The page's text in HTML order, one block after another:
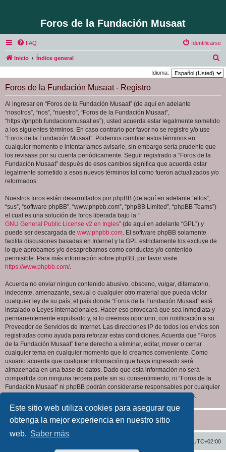
Este sitio web utiliza cookies para asegurar que
obtenga la mejor experiencia en nuestro sitio
web. Saber más
Foros de la Fundación Musaat
FAQ Identificarse
Inicio Índice general
u
Idioma:
Foros de la Fundación Musaat - Registro
Al ingresar en “Foros de la Fundación Musaat” (de aquí en adelante
“nosotros”, “nos”, “nuestro”, “Foros de la Fundación Musaat”,
“https://phpbb.fundacionmusaat.es”), usted acuerda estar legalmente sometido
a los siguientes términos. En caso contrario por favor no se registre y/o use
“Foros de la Fundación Musaat”. Podemos cambiar estos términos en
cualquier momento e intentaríamos avisarle, sin embargo sería prudente que
los revisase por su cuenta periódicamente. Seguir registrado a “Foros de la
Fundación Musaat” después de esos cambios significa que acuerda estar
legalmente sometido a esos nuevos términos tal como fueron actualizados y/o
reformados.
Nuestros foros están desarrollados por phpBB (de aquí en adelante “ellos”,
“sus”, “software phpBB”, “www.phpbb.com”, “phpBB Limited”, “phpBB Teams”)
el cual es una solución de foros liberada bajo la “
GNU General Public License v2 en Ingles” (de aquí en adelante “GPL”) y
puede ser descargada de www.phpbb.com. El software phpBB solamente
facilita discusiones basadas en Internet y la GPL estrictamente los excluye de
lo que aprobamos y/o desaprobamos como conductas y/o contenido
permisible. Para más información sobre phpBB, por favor visite:
https://www.phpbb.com/.
Acuerda no enviar ningun contenido abusivo, obsceno, vulgar, difamatorio,
indecente, amenazante, sexual o cualquier otro material que pueda violar
cualquier ley de su país, el país donde “Foros de la Fundación Musaat” está
instalado o Leyes Internacionales. Hacer eso provocará que sea inmediata y
permanentemente expulsado y, si lo creemos oportuno, con notificación a su
Proveedor de Servicios de Internet. Las direcciones IP de todos los envíos son
registradas como ayuda para reforzar estas condiciones. Acuerda que “Foros
de la Fundación Musaat” tiene derecho a eliminar, editar, mover o cerrar
cualquier tema en cualquier momento que lo creamos conveniente. Como
usuario acuerda que cualquier información que haya ingresado será
almacenada en una base de datos. Dado que esta información no será
compartida con ninguna tercera parte sin su consentimiento, ni “Foros de la
Fundación Musaat” ni phpBB podrán considerarse responsables por cualquier
intento de hacking que conlleve a que los datos sean comprometidos.
UTC+02:00